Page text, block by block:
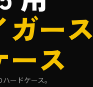
ガース
ース
ードケース。